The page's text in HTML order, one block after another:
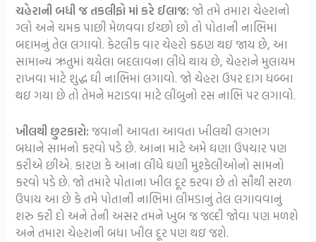
ચહેરાની બધી જ તકલીફો માં કરે ઈલાજ:જો તમે તમારા ચેહરાનો
ગ્લો અને ચમક પાછી મેળવવા ઈચ્છો છો તો પોતાની નાભિમાં
બદામનું તેલ લગાવો. કેટલીક વાર ચેહરો કઠણ થઇ જાય છે, આ
સામાન્ય ઋતુમાં થયેલા બદલાવના લીધે થાય છે, ચેહરાને મુલાયમ
રાખવા માટે શુદ્ધ ઘી નાભિમાં લગાવો. જો ચેહરા ઉપર દાગ ધબ્બા
થઇ ગયા છે તો તેમને મટાડવા માટે લીંબુનો રસ નાભિ પર લગાવો.
ખીલથી છુટકારો:જવાની આવતા આવતા ખીલથી લગભગ
બધાને સામનો કરવો પડે છે. આના માટે અમે ઘણા ઉપચાર પણ
કરીએ છીએ. કારણ કે આના લીધે ઘણી મુશ્કેલીઓનો સામનો
કરવો પડે છે. જો તમારે પોતાના ખીલ દૂર કરવા છે તો સૌથી સરળ
ઉપાય આ છે કે તમે પોતાની નાભિમાં લીમડાનું તેલ લગાવવાનું
શરુ કરી દો અને તેની અસર તમને ખુબ જ જલ્દી જોવા પણ મળશે
અને તમારા ચેહરાની બધા ખીલ દૂર પણ થઇ જશે.